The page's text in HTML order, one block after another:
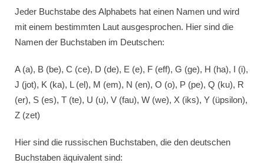
Jeder Buchstabe des Alphabets hat einen Namen und wird
mit einem bestimmten Laut ausgesprochen. Hier sind die
Namen der Buchstaben im Deutschen:
A (a), B (be), C (ce), D (de), E (e), F (eff), G (ge), H (ha), I (i),
J (jot), K (ka), L (el), M (em), N (en), O (o), P (pe), Q (ku), R
(er), S (es), T (te), U (u), V (fau), W (we), X (iks), Y (üpsilon),
Z (zet)
Hier sind die russischen Buchstaben, die den deutschen
Buchstaben äquivalent sind: